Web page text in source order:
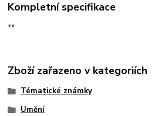
Kompletní specifikace
**
Zboží zařazeno v kategoriích
Tématické známky
Umění